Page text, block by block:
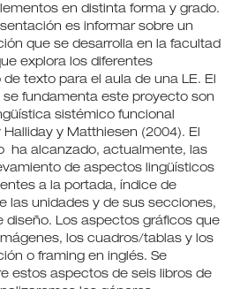
en distinta forma y grado.
es informar sobre un
que se desarrolla en la facultad
explora los diferentes
texto para el aula de una LE. El
fundamenta este proyecto son
sistémico funcional
Halliday y Matthiesen (2004). El
ha alcanzado, actualmente, las
de aspectos lingüísticos
a la portada, índice de
las unidades y de sus secciones,
diseño. Los aspectos gráficos que
los cuadros/tablas y los
o framing en inglés. Se
estos aspectos de seis libros de